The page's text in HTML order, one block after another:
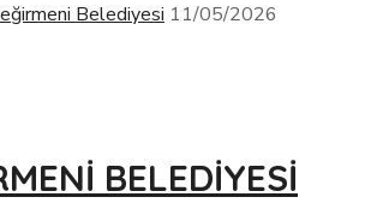
Belediyesi 11/05/2026
BELEDİYESİ